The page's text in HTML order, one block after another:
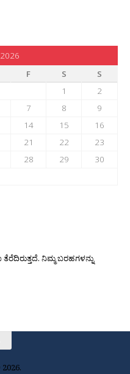
F S
S
1
2
7 8
9
14 15
16
21 22
23
28 29
30
ನಿಮ್ಮ ಬರಹಗಳನ್ನು